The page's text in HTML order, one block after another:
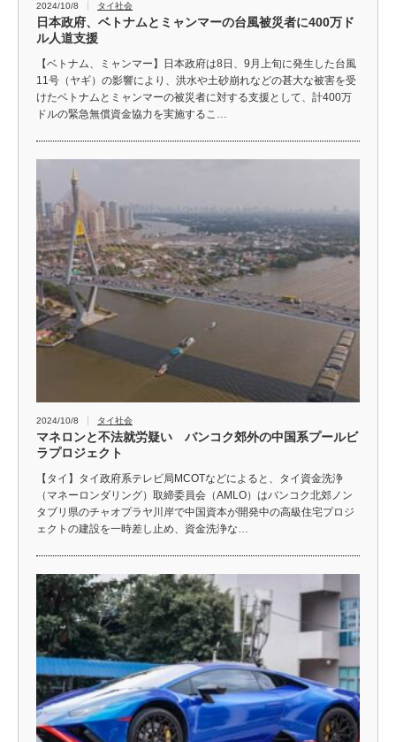
2024/10/8 タイ社会
日本政府、ベトナムとミャンマーの台風被災者に400万ド
ル人道支援
【ベトナム、ミャンマー】日本政府は8日、9月上旬に発生した台風
11号（ヤギ）の影響により、洪水や土砂崩れなどの甚大な被害を受
けたベトナムとミャンマーの被災者に対する支援として、計400万
ドルの緊急無償資金協力を実施するこ…
2024/10/8 タイ社会
マネロンと不法就労疑い バンコク郊外の中国系プールビ
ラプロジェクト
【タイ】タイ政府系テレビ局MCOTなどによると、タイ資金洗浄
（マネーロンダリング）取締委員会（AMLO）はバンコク北郊ノン
タブリ県のチャオプラヤ川岸で中国資本が開発中の高級住宅プロジ
ェクトの建設を一時差し止め、資金洗浄な…